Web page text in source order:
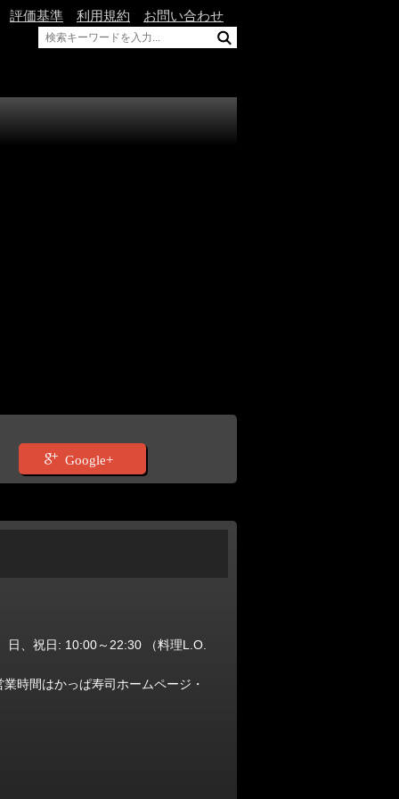
評価基準 利用規約 お問い合わせ
Google+
、祝日: 10:00～22:30 （料理L.O.
時間はかっぱ寿司ホームページ・